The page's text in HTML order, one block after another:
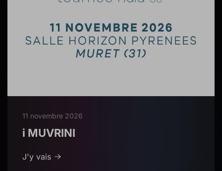
11 novembre 2026
i MUVRINI
J'y vais